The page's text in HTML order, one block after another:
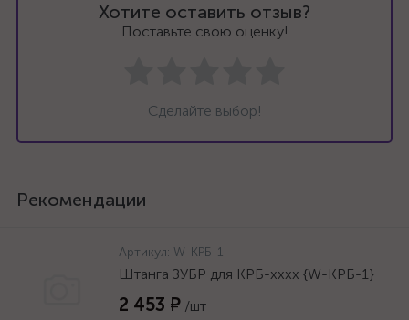
Хотите оставить отзыв?
Поставьте свою оценку!
Сделайте выбор!
Рекомендации
Артикул: W-КРБ-1
Штанга ЗУБР для КРБ-хххх {W-КРБ-1}
2 453 ₽ /шт